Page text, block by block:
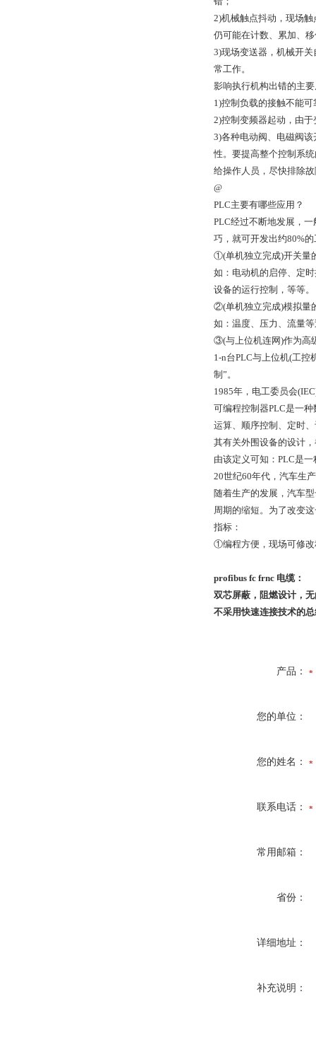
2)机械触点抖动，现场
仍可能在计数、累加、
3)现场变送器，机械开
常工作。
影响执行机构出错的主
1)控制负载的接触不能
2)控制变频器起动，由
3)各种电动阀、电磁阀
性。要提高整个控制系
给操作人员，尽快排除
@
PLC主要有哪些应用？
PLC经过不断地发展，
巧，就可开发出约80%
①(单机独立完成)开关量
如：电动机的启停、定
设备的运行控制，等等。
②(单机独立完成)模拟量
如：温度、压力、流量
③(与上位机连网)作为高
1-n台PLC与上位机(工控
制”。
1985年，电工委员会
可编程控制器PLC是一
运算、顺序控制、定时
其有关外围设备的设计
由该定义可知：PLC是
20世纪60年代，汽车生
随着生产的发展，汽车
周期的缩短。为了改变
指标：
①编程方便，现场可修改
profibus fc frnc 电缆：
双芯屏蔽，阻燃设计，
不采用快速连接技术的
产品：
您的单位：
您的姓名：
联系电话：
常用邮箱：
省份：
详细地址：
补充说明：